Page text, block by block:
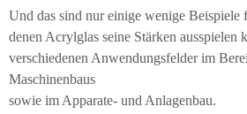
Und das sind nur einige wenige Beispiele
denen Acrylglas seine Stärken ausspielen
verschiedenen Anwendungsfelder im
Maschinenbaus
sowie im Apparate- und Anlagenbau.